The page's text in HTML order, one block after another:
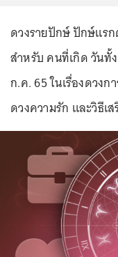
ดวงรายปักษ์ ปักษ์แร
สำหรับ คนที่เกิด วันทั้
ก.ค. 65 ในเรื่องดวงก
ดวงความรัก และวิธีเ